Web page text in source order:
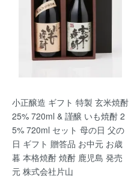
小正醸造 ギフト 特製 玄米焼酎
25% 720ml & 謹醸 いも焼酎 2
5% 720ml セット 母の日 父の
日 ギフト 贈答品 お中元 お歳
暮 本格焼酎 焼酎 鹿児島 発売
元 株式会社片山